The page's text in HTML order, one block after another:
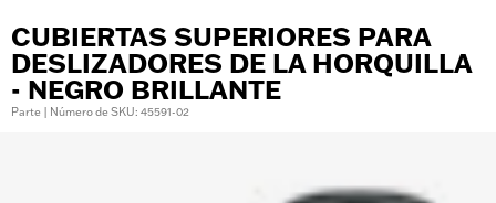
CUBIERTAS SUPERIORES PARA
DESLIZADORES DE LA HORQUILLA
- NEGRO BRILLANTE
Parte | Número de SKU: 45591-02